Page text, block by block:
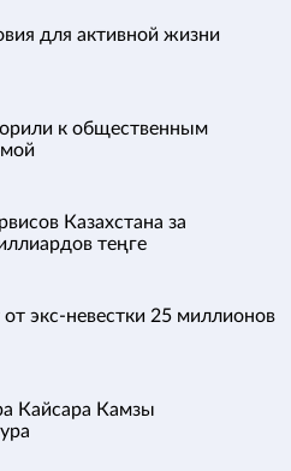
для активной жизни
к общественным
Казахстана за
теңге
экс-невестки 25 миллионов
Кайсара Камзы